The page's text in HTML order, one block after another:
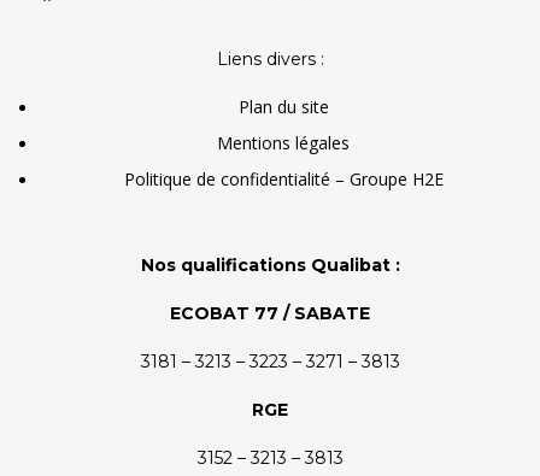
Liens divers :
Plan du site
Mentions légales
Politique de confidentialité – Groupe H2E
Nos qualifications Qualibat :
ECOBAT 77 / SABATE
3181 – 3213 – 3223 – 3271 – 3813
RGE
3152 – 3213 – 3813